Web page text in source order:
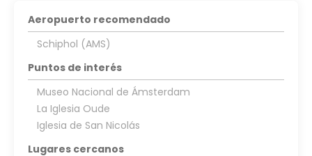
Aeropuerto recomendado
Schiphol (AMS)
Puntos de interés
Museo Nacional de Ámsterdam
La Iglesia Oude
Iglesia de San Nicolás
Lugares cercanos